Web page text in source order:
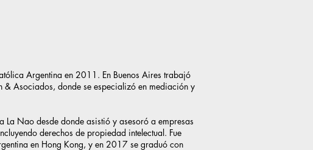
Argentina en 2011. En Buenos Aires trabajó
Asociados, donde se especializó en mediación y
Nao desde donde asistió y asesoró a empresas
derechos de propiedad intelectual. Fue
en Hong Kong, y en 2017 se graduó con